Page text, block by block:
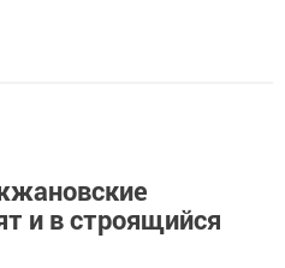
и в строящийся